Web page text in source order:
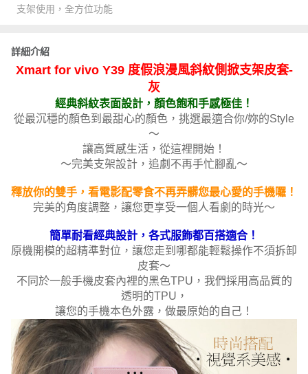
支架使用，全方位功能
詳細介紹
Xmart for vivo Y39 度假浪漫風斜紋側掀支架皮套-
灰
經典斜紋表面設計，顏色飽和手感極佳！
從最沉穩的顏色到最甜心的顏色，挑選最適合你/妳的Style
～
讓高質感生活，從這裡開始！
～完美支架設計，追劇不再手忙腳亂～
釋放你的雙手，看電影配零食不再弄髒您最心愛的手機囉！
完美的角度調整，讓您更享受一個人看劇的時光～
簡單耐看經典設計，各式服飾都百搭適合！
原機開模的超精準對位，讓您走到哪都能輕鬆操作不須拆卸
皮套～
不同於一般手機皮套內裡的黑色TPU，我們採用高品質的
透明的TPU，
讓您的手機本色外露，做最原始的自己！